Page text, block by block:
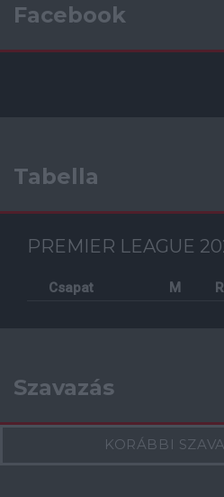
Facebook
Tabella
PREMIER LEAGUE
Csapat M
Szavazás
KORÁBBI